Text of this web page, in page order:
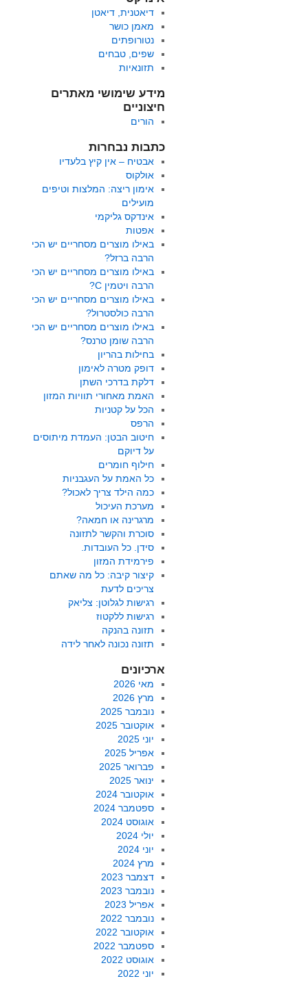
דיאטנית, דיאטן
מאמן כושר
נטורופתים
שפים, טבחים
תזונאיות
מידע שימושי מאתרים
חיצוניים
הורים
כתבות נבחרות
אבטיח – אין קיץ בלעדיו
אולקוס
אימון ריצה: המלצות וטיפים
מועילים
אינדקס גליקמי
אפטות
באילו מוצרים מסחריים יש הכי
הרבה ברזל?
באילו מוצרים מסחריים יש הכי
הרבה ויטמין C?
באילו מוצרים מסחריים יש הכי
הרבה כולסטרול?
באילו מוצרים מסחריים יש הכי
הרבה שומן טרנס?
בחילות בהריון
דופק מטרה לאימון
דלקת בדרכי השתן
האמת מאחורי תוויות המזון
הכל על קטניות
הרפס
חיטוב הבטן: העמדת מיתוסים
על דיוקם
חילוף חומרים
כל האמת על העגבניות
כמה הילד צריך לאכול?
מערכת העיכול
מרגרינה או חמאה?
סוכרת והקשר לתזונה
סידן. כל העובדות.
פירמידת המזון
קיצור קיבה: כל מה שאתם
צריכים לדעת
רגישות לגלוטן: צליאק
רגישות ללקטוז
תזונה בהנקה
תזונה נכונה לאחר לידה
ארכיונים
מאי 2026
מרץ 2026
נובמבר 2025
אוקטובר 2025
יוני 2025
אפריל 2025
פברואר 2025
ינואר 2025
אוקטובר 2024
ספטמבר 2024
אוגוסט 2024
יולי 2024
יוני 2024
מרץ 2024
דצמבר 2023
נובמבר 2023
אפריל 2023
נובמבר 2022
אוקטובר 2022
ספטמבר 2022
אוגוסט 2022
יוני 2022